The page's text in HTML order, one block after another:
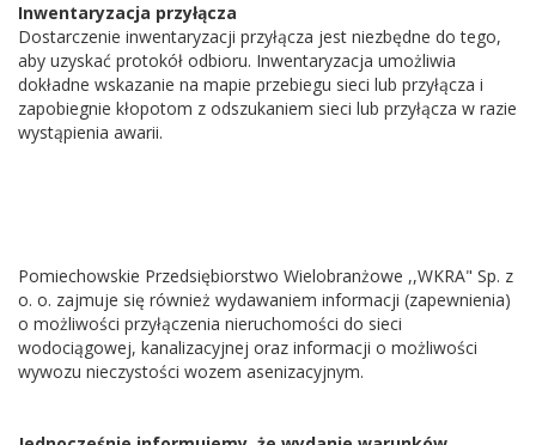
Inwentaryzacja przyłącza
Dostarczenie inwentaryzacji przyłącza jest niezbędne do tego,
aby uzyskać protokół odbioru. Inwentaryzacja umożliwia
dokładne wskazanie na mapie przebiegu sieci lub przyłącza i
zapobiegnie kłopotom z odszukaniem sieci lub przyłącza w razie
wystąpienia awarii.
Pomiechowskie Przedsiębiorstwo Wielobranżowe ,,WKRA" Sp. z
o. o. zajmuje się również wydawaniem informacji (zapewnienia)
o możliwości przyłączenia nieruchomości do sieci
wodociągowej, kanalizacyjnej oraz informacji o możliwości
wywozu nieczystości wozem asenizacyjnym.